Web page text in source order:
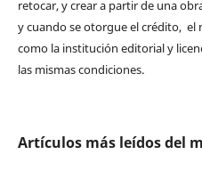
retocar, y crear a partir de una
y cuando se otorgue el crédito, el
como la institución editorial y
las mismas condiciones.
Artículos más leídos del